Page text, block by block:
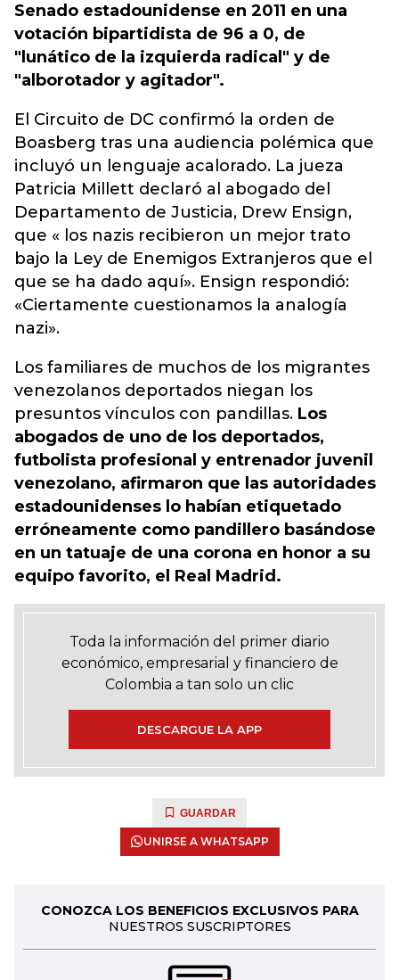
Senado estadounidense en 2011 en una
votación bipartidista de 96 a 0, de
"lunático de la izquierda radical" y de
"alborotador y agitador".
El Circuito de DC confirmó la orden de
Boasberg tras una audiencia polémica que
incluyó un lenguaje acalorado. La jueza
Patricia Millett declaró al abogado del
Departamento de Justicia, Drew Ensign,
que « los nazis recibieron un mejor trato
bajo la Ley de Enemigos Extranjeros que el
que se ha dado aquí». Ensign respondió:
«Ciertamente cuestionamos la analogía
nazi».
Los familiares de muchos de los migrantes
venezolanos deportados niegan los
presuntos vínculos con pandillas. Los
abogados de uno de los deportados,
futbolista profesional y entrenador juvenil
venezolano, afirmaron que las autoridades
estadounidenses lo habían etiquetado
erróneamente como pandillero basándose
en un tatuaje de una corona en honor a su
equipo favorito, el Real Madrid.
Toda la información del primer diario
económico, empresarial y financiero de
Colombia a tan solo un clic
DESCARGUE LA APP
GUARDAR
UNIRSE A WHATSAPP
CONOZCA LOS BENEFICIOS EXCLUSIVOS PARA
NUESTROS SUSCRIPTORES